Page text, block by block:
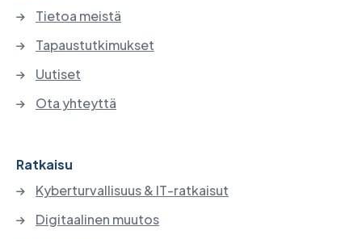
Tietoa meistä
Tapaustutkimukset
Uutiset
Ota yhteyttä
Ratkaisu
Kyberturvallisuus & IT-ratkaisut
Digitaalinen muutos